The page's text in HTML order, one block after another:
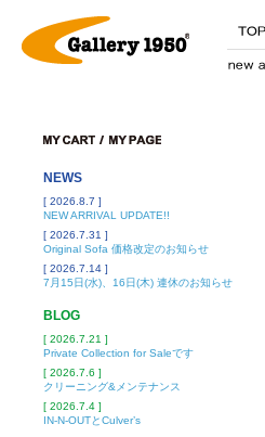
NEWS
[ 2026.8.7 ]
NEW ARRIVAL UPDATE!!
[ 2026.7.31 ]
Original Sofa 価格改定のお知らせ
[ 2026.7.14 ]
7月15日(水)、16日(木) 連休のお知らせ
BLOG
[ 2026.7.21 ]
Private Collection for Saleです
[ 2026.7.6 ]
クリーニング&メンテナンス
[ 2026.7.4 ]
IN-N-OUTとCulver’s